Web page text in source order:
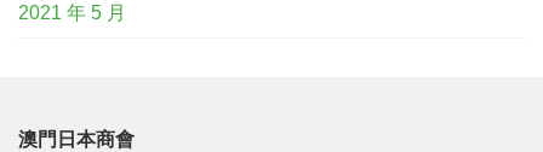
2021 年 5 月
澳門日本商會